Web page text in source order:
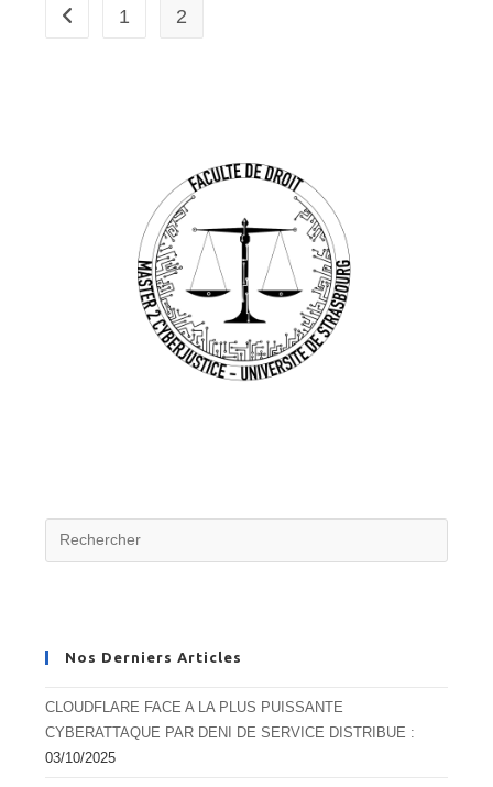
Go to the previous page
1 2
Nos Derniers Articles
CLOUDFLARE FACE A LA PLUS PUISSANTE
CYBERATTAQUE PAR DENI DE SERVICE DISTRIBUE :
03/10/2025